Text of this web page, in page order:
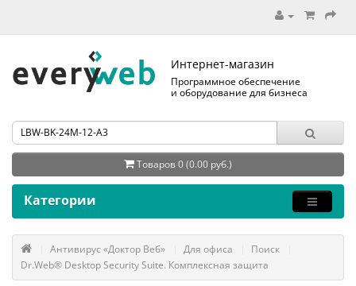
Интернет-магазин
Программное обеспечение
и оборудование для бизнеса
Товаров 0 (0.00 руб.)
Категории
Антивирус «Доктор Веб» Для офиса
Поиск
Dr.Web® Desktop Security Suite. Комплексная защита